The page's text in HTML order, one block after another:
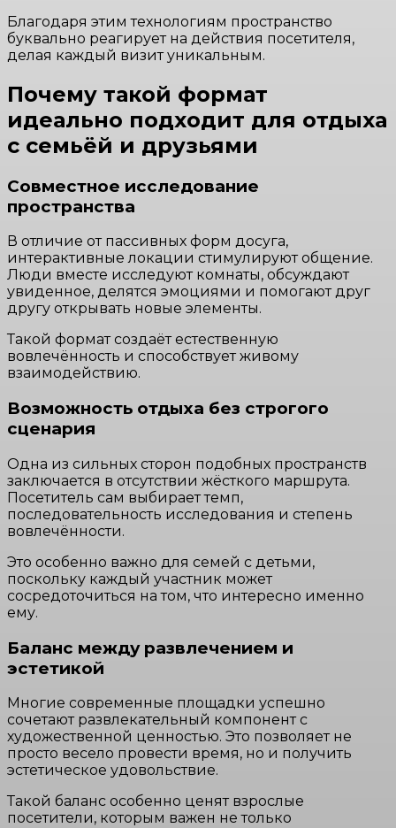
Благодаря этим технологиям пространство
буквально реагирует на действия посетителя,
делая каждый визит уникальным.
Почему такой формат
идеально подходит для отдыха
с семьёй и друзьями
Совместное исследование
пространства
В отличие от пассивных форм досуга,
интерактивные локации стимулируют общение.
Люди вместе исследуют комнаты, обсуждают
увиденное, делятся эмоциями и помогают друг
другу открывать новые элементы.
Такой формат создаёт естественную
вовлечённость и способствует живому
взаимодействию.
Возможность отдыха без строгого
сценария
Одна из сильных сторон подобных пространств
заключается в отсутствии жёсткого маршрута.
Посетитель сам выбирает темп,
последовательность исследования и степень
вовлечённости.
Это особенно важно для семей с детьми,
поскольку каждый участник может
сосредоточиться на том, что интересно именно
ему.
Баланс между развлечением и
эстетикой
Многие современные площадки успешно
сочетают развлекательный компонент с
художественной ценностью. Это позволяет не
просто весело провести время, но и получить
эстетическое удовольствие.
Такой баланс особенно ценят взрослые
посетители, которым важен не только